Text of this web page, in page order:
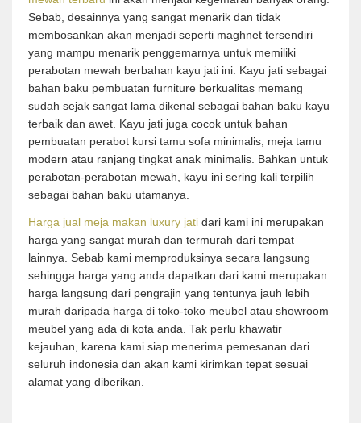
Sebab, desainnya yang sangat menarik dan tidak
membosankan akan menjadi seperti maghnet tersendiri
yang mampu menarik penggemarnya untuk memiliki
perabotan mewah berbahan kayu jati ini. Kayu jati sebagai
bahan baku pembuatan furniture berkualitas memang
sudah sejak sangat lama dikenal sebagai bahan baku kayu
terbaik dan awet. Kayu jati juga cocok untuk bahan
pembuatan perabot kursi tamu sofa minimalis, meja tamu
modern atau ranjang tingkat anak minimalis. Bahkan untuk
perabotan-perabotan mewah, kayu ini sering kali terpilih
sebagai bahan baku utamanya.
Harga jual meja makan luxury jati dari kami ini merupakan
harga yang sangat murah dan termurah dari tempat
lainnya. Sebab kami memproduksinya secara langsung
sehingga harga yang anda dapatkan dari kami merupakan
harga langsung dari pengrajin yang tentunya jauh lebih
murah daripada harga di toko-toko meubel atau showroom
meubel yang ada di kota anda. Tak perlu khawatir
kejauhan, karena kami siap menerima pemesanan dari
seluruh indonesia dan akan kami kirimkan tepat sesuai
alamat yang diberikan.